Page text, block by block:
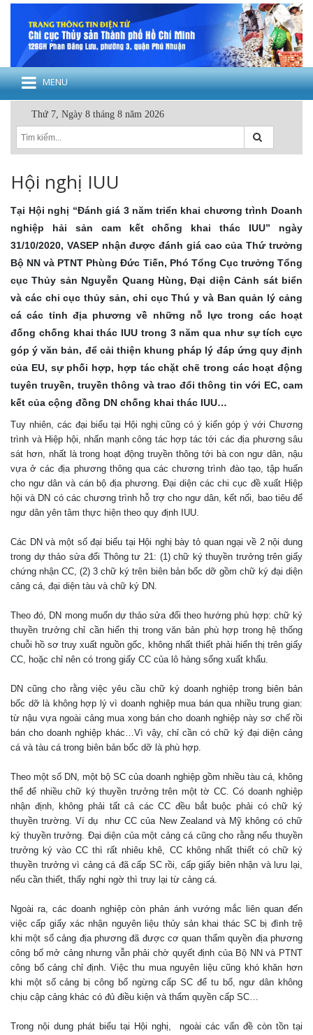
MENU
Thứ 7, Ngày 8 tháng 8 năm 2026
Hội nghị IUU
Tại Hội nghị “Đánh giá 3 năm triển khai chương trình Doanh
nghiệp hải sản cam kết chống khai thác IUU” ngày
31/10/2020, VASEP nhận được đánh giá cao của Thứ trưởng
Bộ NN và PTNT Phùng Đức Tiến, Phó Tổng Cục trưởng Tổng
cục Thủy sản Nguyễn Quang Hùng, Đại diện Cảnh sát biển
và các chi cục thủy sản, chi cục Thú y và Ban quản lý cảng
cá các tỉnh địa phương về những nỗ lực trong các hoạt
đống chống khai thác IUU trong 3 năm qua như sự tích cực
góp ý văn bản, để cải thiện khung pháp lý đáp ứng quy định
của EU, sự phối hợp, hợp tác chặt chẽ trong các hoạt động
tuyên truyền, truyền thông và trao đổi thông tin với EC, cam
kết của cộng đồng DN chống khai thác IUU…
Tuy nhiên, các đại biểu tại Hội nghị cũng có ý kiến góp ý với Chương
trình và Hiệp hội, nhấn mạnh công tác hợp tác tới các địa phương sâu
sát hơn, nhất là trong hoạt động truyền thông tới bà con ngư dân, nậu
vựa ở các địa phương thông qua các chương trình đào tạo, tập huấn
cho ngư dân và cán bộ địa phương. Đại diện các chi cục đề xuất Hiệp
hội và DN có các chương trình hỗ trợ cho ngư dân, kết nối, bao tiêu để
ngư dân yên tâm thực hiện theo quy định IUU.
Các DN và một số đại biểu tại Hội nghị bày tỏ quan ngại về 2 nội dung
trong dự thảo sửa đổi Thông tư 21: (1) chữ ký thuyền trưởng trên giấy
chứng nhận CC, (2) 3 chữ ký trên biên bản bốc dỡ gồm chữ ký đại diện
cảng cá, đại diện tàu và chữ ký DN.
Theo đó, DN mong muốn dự thảo sửa đổi theo hướng phù hợp: chữ ký
thuyền trưởng chỉ cần hiển thị trong văn bản phù hợp trong hệ thống
chuỗi hồ sơ truy xuất nguồn gốc, không nhất thiết phải hiển thị trên giấy
CC, hoặc chỉ nên có trong giấy CC của lô hàng sống xuất khẩu.
DN cũng cho rằng việc yêu cầu chữ ký doanh nghiệp trong biên bản
bốc dỡ là không hợp lý vì doanh nghiệp mua bán qua nhiều trung gian:
từ nậu vựa ngoài cảng mua xong bán cho doanh nghiệp này sơ chế rồi
bán cho doanh nghiệp khác…Vì vậy, chỉ cần có chữ ký đại diện cảng
cá và tàu cá trong biên bản bốc dỡ là phù hợp.
Theo một số DN, một bộ SC của doanh nghiệp gồm nhiều tàu cá, không
thể để nhiều chữ ký thuyền trưởng trên một tờ CC. Có doanh nghiệp
nhận định, không phải tất cả các CC đều bắt buộc phải có chữ ký
thuyền trường. Ví dụ như CC của New Zealand và Mỹ không có chữ
ký thuyền trưởng. Đại diện của một cảng cá cũng cho rằng nếu thuyền
trưởng ký vào CC thì rất nhiêu khê, CC không nhất thiết có chữ ký
thuyền trưởng vì cảng cá đã cấp SC rồi, cấp giấy biên nhận và lưu lại,
nếu cần thiết, thấy nghi ngờ thì truy lại từ cảng cá.
Ngoài ra, các doanh nghiệp còn phản ánh vướng mắc liên quan đến
việc cấp giấy xác nhận nguyên liệu thủy sản khai thác SC bị đình trệ
khi một số cảng địa phương đã được cơ quan thẩm quyền địa phương
công bố mở cảng nhưng vẫn phải chờ quyết định của Bộ NN và PTNT
công bố cảng chỉ định. Việc thu mua nguyên liệu cũng khó khăn hơn
khi một số cảng bị công bố ngừng cấp SC để tu bổ, ngư dân không
chịu cập cảng khác có đủ điều kiện và thẩm quyền cấp SC…
Trong nội dung phát biểu tại Hội nghị, ngoài các vấn đề còn tồn tại